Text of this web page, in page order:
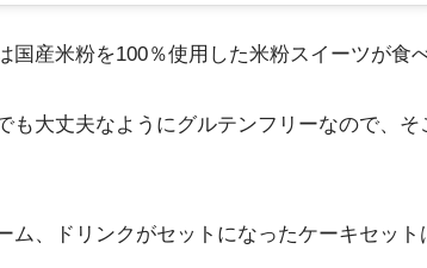
国産米粉を100％使用した米粉スイーツが食
も大丈夫なようにグルテンフリーなので、
ム、ドリンクがセットになったケーキセット